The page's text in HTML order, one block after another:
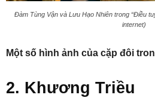
Đàm Tùng Vận và Lưu Hạo Nhiên trong “Điều
internet)
Một số hình ảnh của cặp đôi
2. Khương Triều